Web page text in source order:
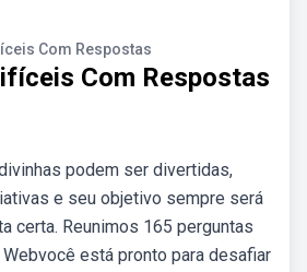
Com Respostas
Com Respostas
podem ser divertidas,
e seu objetivo sempre será
certa. Reunimos 165 perguntas
está pronto para desafiar